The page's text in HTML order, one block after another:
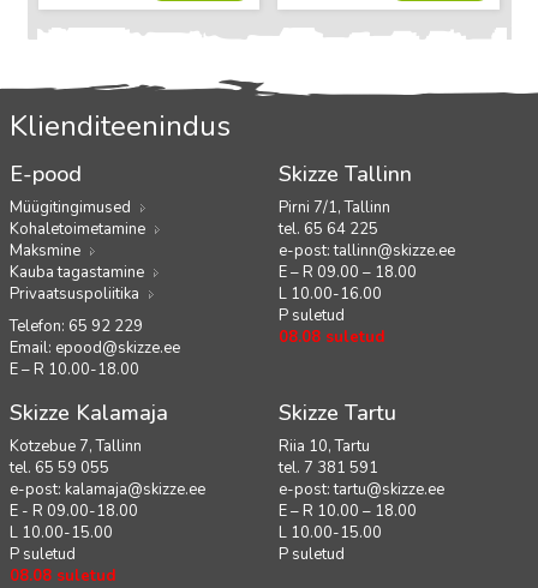
Klienditeenindus
E-pood
Müügitingimused
Kohaletoimetamine
Maksmine
Kauba tagastamine
Privaatsuspoliitika
Telefon: 65 92 229
Email: epood@skizze.ee
E – R 10.00-18.00
Skizze Tallinn
Pirni 7/1, Tallinn
tel. 65 64 225
e-post:tallinn@skizze.ee
E – R 09.00 – 18.00
L 10.00-16.00
P suletud
08.08 suletud
Skizze Kalamaja
Kotzebue 7, Tallinn
tel. 65 59 055
e-post: kalamaja@skizze.ee
E - R 09.00-18.00
L 10.00-15.00
P suletud
08.08 suletud
Skizze Tartu
Riia 10, Tartu
tel. 7 381 591
e-post:tartu@skizze.ee
E – R 10.00 – 18.00
L 10.00-15.00
P suletud